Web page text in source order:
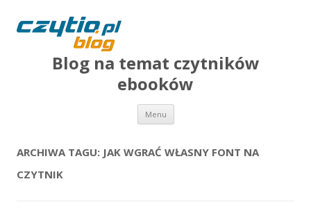
Blog na temat czytników
ebooków
Menu Przejdź do treści
ARCHIWA TAGU: JAK WGRAĆ WŁASNY FONT NA
CZYTNIK